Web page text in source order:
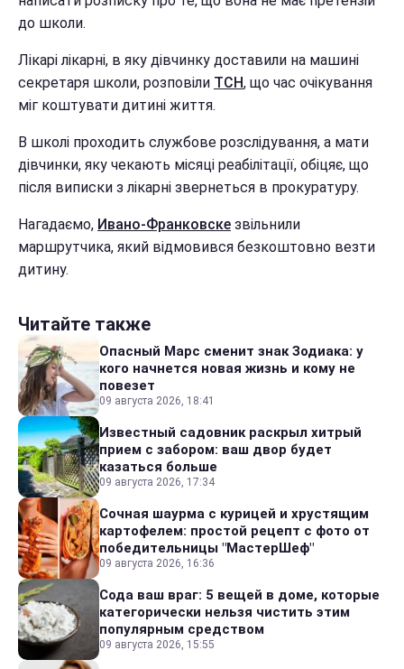
до школи.
Лікарі лікарні, в яку дівчинку доставили на машині
секретаря школи, розповіли ТСН, що час очікування
міг коштувати дитині життя.
В школі проходить службове розслідування, а мати
дівчинки, яку чекають місяці реабілітації, обіцяє, що
після виписки з лікарні звернеться в прокуратуру.
Нагадаємо, Ивано-Франковске звільнили
маршрутчика, який відмовився безкоштовно везти
дитину.
Читайте также
Опасный Марс сменит знак Зодиака: у
кого начнется новая жизнь и кому не
повезет
09 августа 2026, 18:41
Известный садовник раскрыл хитрый
прием с забором: ваш двор будет
казаться больше
09 августа 2026, 17:34
Сочная шаурма с курицей и хрустящим
картофелем: простой рецепт с фото от
победительницы "МастерШеф"
09 августа 2026, 16:36
Сода ваш враг: 5 вещей в доме, которые
категорически нельзя чистить этим
популярным средством
09 августа 2026, 15:55